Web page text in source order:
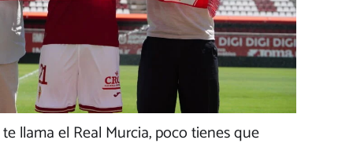
llama el Real Murcia, poco tienes que